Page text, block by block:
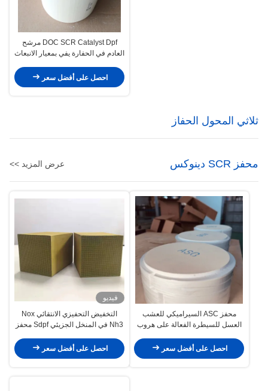
DOC SCR Catalyst Dpf مرشح
العادم في الحفارة يفي بمعيار الانبعاث
احصل على أفضل سعر
ثلاثي المحول الحفاز
محفز SCR دينوكس عرض المزيد >>
محفز ASC السيراميكي للعشب
العسل للسيطرة الفعالة على هروب
احصل على أفضل سعر
فيديو
التخفيض التحفيزي الانتقائي Nox
Nh3 في المنخل الجزيئي Sdpf محفز
احصل على أفضل سعر